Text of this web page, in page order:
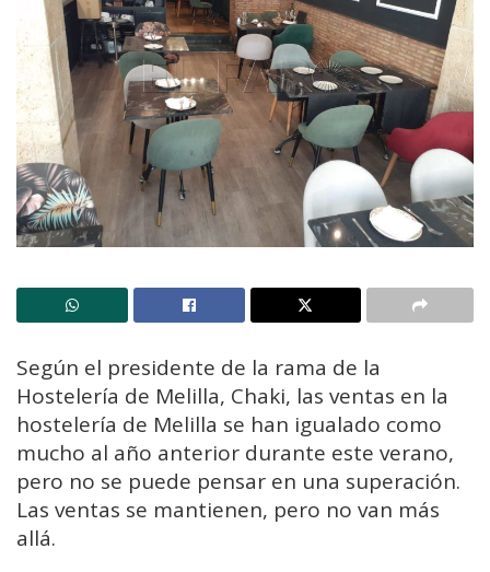
Según el presidente de la rama de la
Hostelería de Melilla, Chaki, las ventas en la
hostelería de Melilla se han igualado como
mucho al año anterior durante este verano,
pero no se puede pensar en una superación.
Las ventas se mantienen, pero no van más
allá.